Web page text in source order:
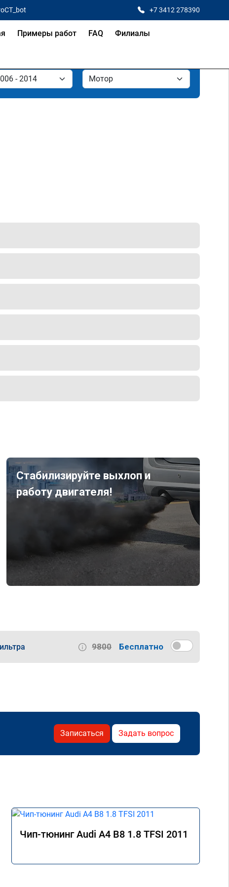
+7 3412 278390
Примеры работ FAQ Филиалы
Стабилизируйте выхлоп и
работу двигателя!
9800 Бесплатно
Записаться Задать вопрос
Чип-тюнинг Audi A4 B8 1.8 TFSI 2011